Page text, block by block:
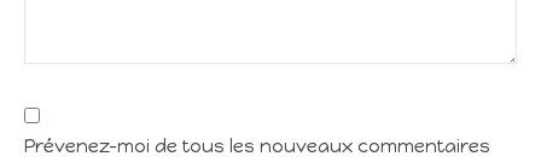
Prévenez-moi de tous les nouveaux commentaires